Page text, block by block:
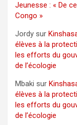
Jeunesse : « De
Congo »
Jordy sur
élèves à la
les efforts du
de l’écologie
Mbaki sur
élèves à la
les efforts du
de l’écologie